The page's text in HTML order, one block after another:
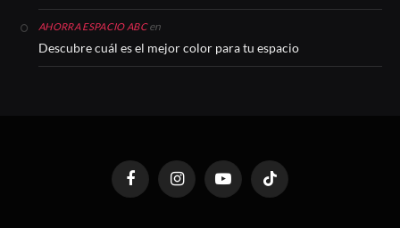
AHORRA ESPACIO ABCen
Descubre cuál es el mejor color para tu espacio
FacebookInstagramYouTubeTikTok